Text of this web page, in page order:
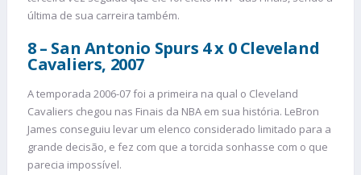
última de sua carreira também.
8 – San Antonio Spurs 4 x 0 Cleveland
Cavaliers, 2007
A temporada 2006-07 foi a primeira na qual o Cleveland
Cavaliers chegou nas Finais da NBA em sua história. LeBron
James conseguiu levar um elenco considerado limitado para a
grande decisão, e fez com que a torcida sonhasse com o que
parecia impossível.